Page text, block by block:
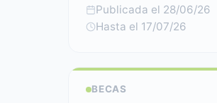
Publicada el 28/06/26
Hasta el 17/07/26
BECAS